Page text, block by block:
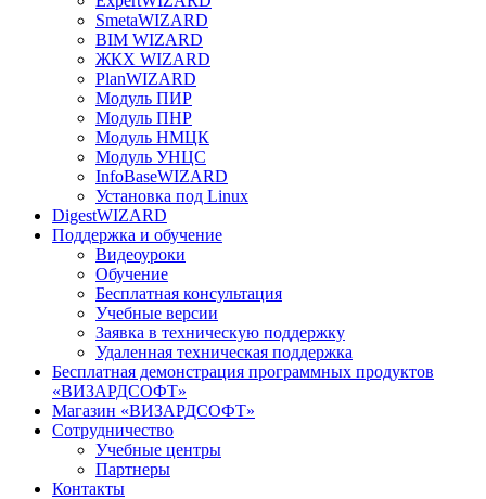
SmetaWIZARD
BIM WIZARD
ЖКХ WIZARD
PlanWIZARD
Модуль ПИР
Модуль ПНР
Модуль НМЦК
Модуль УНЦС
InfoBaseWIZARD
Установка под Linux
DigestWIZARD
Поддержка и обучение
Видеоуроки
Обучение
Бесплатная консультация
Учебные версии
Заявка в техническую поддержку
Удаленная техническая поддержка
Бесплатная демонстрация программных продуктов
«ВИЗАРДСОФТ»
Магазин «ВИЗАРДСОФТ»
Сотрудничество
Учебные центры
Партнеры
Контакты